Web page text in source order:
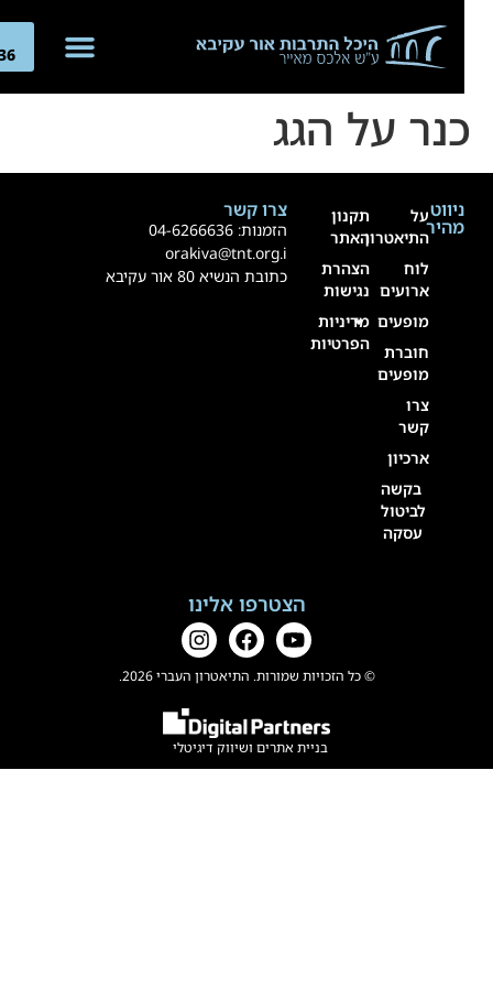
על הגג
ניווט
מהירעל
התיאטרון
ארועים
מופעים
חוברת
מופעים
קשר
ארכיון
בקשה
לביטול
עסקה
תקנון
האתר
הצהרת
נגישות
מדיניות
הפרטיות
צרו קשר
הזמנות: 04-6266636
orakiva@tnt.org.i
כתובת הנשיא 80 אור עקיבא
הצטרפו אלינו
© כל הזכויות שמורות. התיאטרון העברי 2026.
בניית אתריםושיווק דיגיטלי